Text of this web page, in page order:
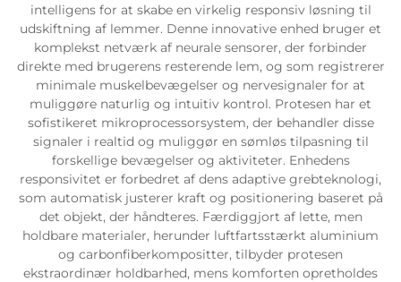
intelligens for at skabe en virkelig responsiv løsning til
udskiftning af lemmer. Denne innovative enhed bruger et
komplekst netværk af neurale sensorer, der forbinder
direkte med brugerens resterende lem, og som registrerer
minimale muskelbevægelser og nervesignaler for at
muliggøre naturlig og intuitiv kontrol. Protesen har et
sofistikeret mikroprocessorsystem, der behandler disse
signaler i realtid og muliggør en sømløs tilpasning til
forskellige bevægelser og aktiviteter. Enhedens
responsivitet er forbedret af dens adaptive grebteknologi,
som automatisk justerer kraft og positionering baseret på
det objekt, der håndteres. Færdiggjort af lette, men
holdbare materialer, herunder luftfartsstærkt aluminium
og carbonfiberkompositter, tilbyder protesen
ekstraordinær holdbarhed, mens komforten opretholdes